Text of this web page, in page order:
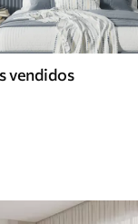
vendidos